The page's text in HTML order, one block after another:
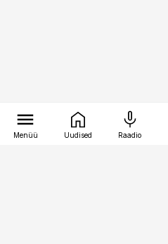
Menüü Uudised Raadio